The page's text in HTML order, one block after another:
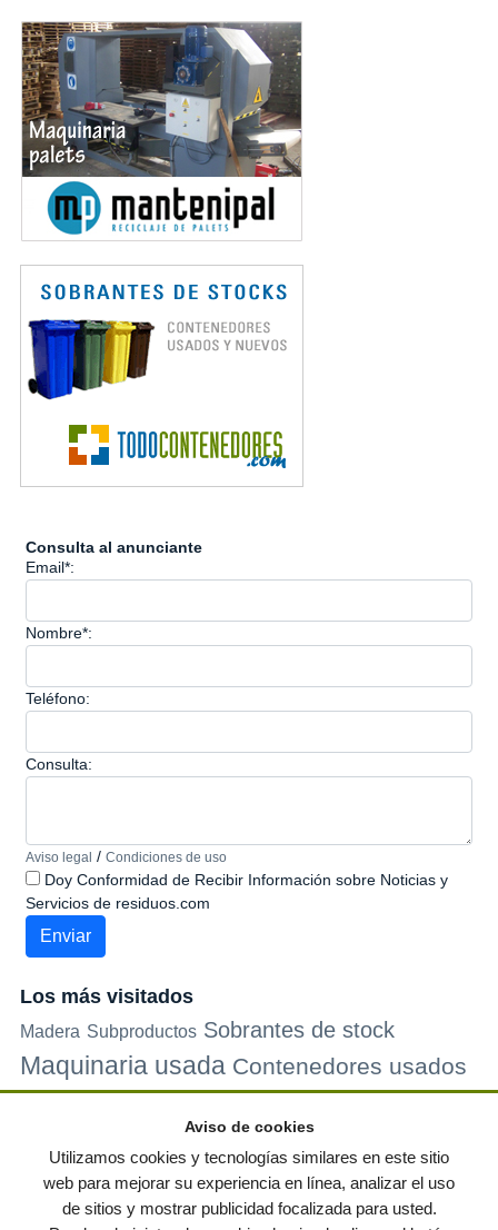
Consulta al anunciante
Email*:
Nombre*:
Teléfono:
Consulta:
Aviso legal / Condiciones de uso
Doy Conformidad de Recibir Información sobre Noticias y
Servicios de residuos.com
Los más visitados
Madera Subproductos Sobrantes de stock
Maquinaria usada Contenedores usados
Palets de plastico Electrodomesticos
© residuos.com - Todos los derechos reservados Política de privacidad
Aviso de cookies
Utilizamos cookies y tecnologías similares en este sitio
web para mejorar su experiencia en línea, analizar el uso
de sitios y mostrar publicidad focalizada para usted.